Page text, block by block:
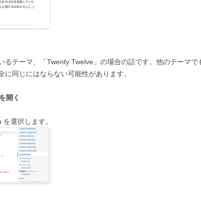
テーマ、「Twenty Twelve」の場合の話です。他のテーマで
同じにはならない可能性があります。
開く
選択します。